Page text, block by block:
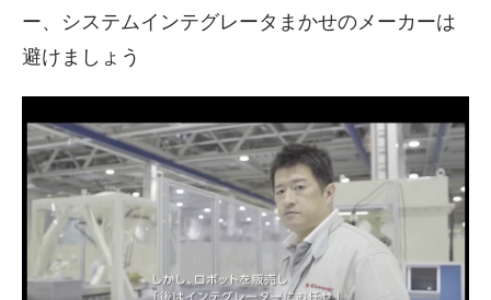
ー、システムインテグレータまかせのメーカーは
避けましょう